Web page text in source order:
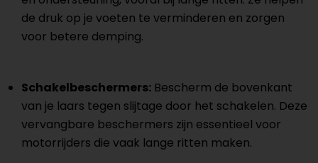
de druk op je voeten te verminderen en zorgen
voor betere demping.
Schakelbeschermers: Bescherm de bovenkant
van je laars tegen slijtage door het schakelen. Deze
vervangbare beschermers zijn essentieel voor
motorrijders die vaak lange ritten maken.